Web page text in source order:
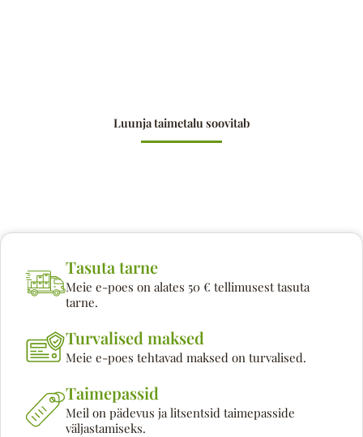
Luunja taimetalu soovitab
Tasuta tarne
Meie e-poes on alates 50 € tellimusest tasuta
tarne.
Turvalised maksed
Meie e-poes tehtavad maksed on turvalised.
Taimepassid
Meil on pädevus ja litsentsid taimepasside
väljastamiseks.